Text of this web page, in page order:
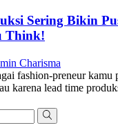
Sering Bikin
Think!
Charisma
fashion-preneur kamu
karena lead time